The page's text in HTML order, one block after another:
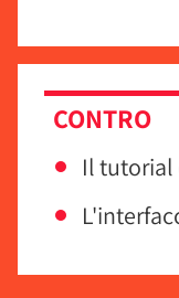
CONTRO
Il tutorial